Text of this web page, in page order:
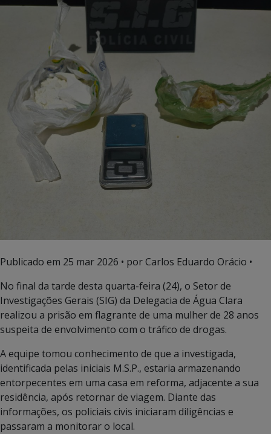
Publicado em 25 mar 2026 • por Carlos Eduardo Orácio •
No final da tarde desta quarta-feira (24), o Setor de
Investigações Gerais (SIG) da Delegacia de Água Clara
realizou a prisão em flagrante de uma mulher de 28 anos
suspeita de envolvimento com o tráfico de drogas.
A equipe tomou conhecimento de que a investigada,
identificada pelas iniciais M.S.P., estaria armazenando
entorpecentes em uma casa em reforma, adjacente a sua
residência, após retornar de viagem. Diante das
informações, os policiais civis iniciaram diligências e
passaram a monitorar o local.